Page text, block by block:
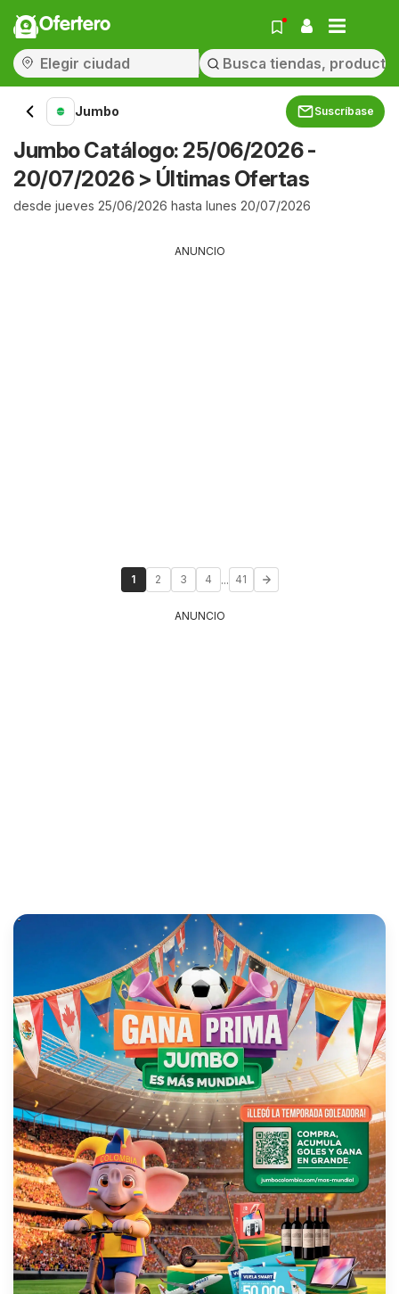
Ofertero
Jumbo Suscríbase
Jumbo Catálogo: 25/06/2026 -
20/07/2026 > Últimas Ofertas
desde jueves 25/06/2026 hasta lunes 20/07/2026
ANUNCIO
1 2 3 4 ... 41
ANUNCIO